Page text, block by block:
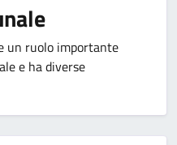
un ruolo importante
e ha diverse